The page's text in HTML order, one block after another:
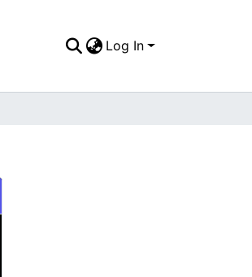
Log In